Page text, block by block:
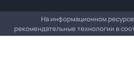
На информационном
рекомендательные технологии в